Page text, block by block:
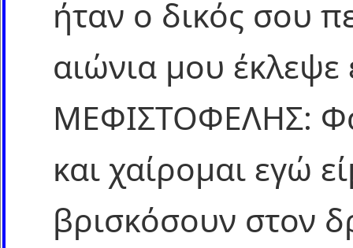
ήταν ο δικός σου
αιώνια μου έκλεψε
ΜΕΦΙΣΤΟΦΕΛΗΣ:
και χαίρομαι εγώ
βρισκόσουν στον